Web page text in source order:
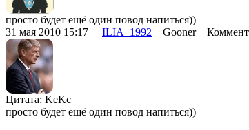
просто будет ещё один повод напиться))
31 мая 2010 15:17 ILIA_1992 Gooner
Цитата: KeKc
просто будет ещё один повод напиться))